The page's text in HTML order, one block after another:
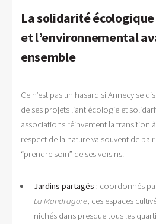
La solidarité
et l’environnemental
ensemble
Ce n’est pas un hasard si Annecy se
de ses projets liant écologie et
associations réinventent la transition à
respect de la nature va souvent de
“prendre soin” de ses voisins.
Jardins partagés : coordonnés
La Mandragore, ces espaces
nichés dans presque tous les